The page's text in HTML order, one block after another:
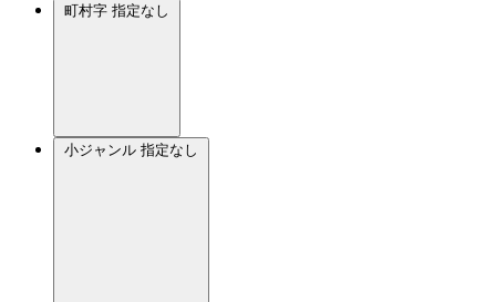
町村字 指定なし
小ジャンル 指定なし